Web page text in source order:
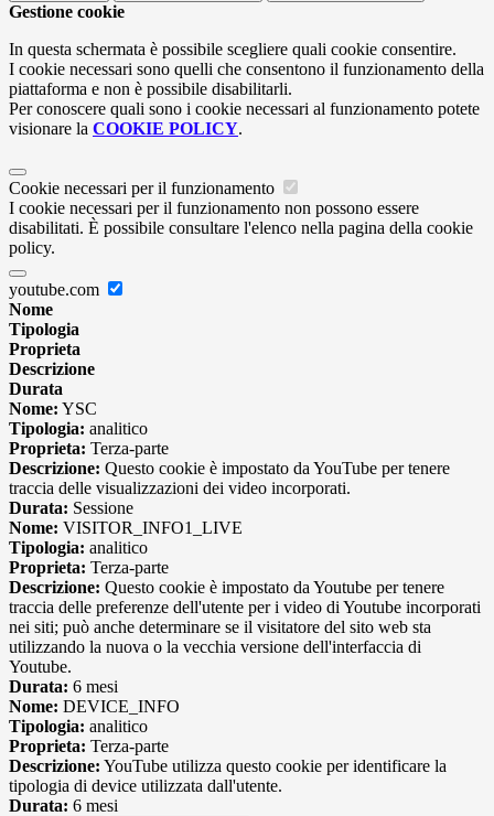
Gestione cookie
In questa schermata è possibile scegliere quali cookie consentire.
I cookie necessari sono quelli che consentono il funzionamento della
piattaforma e non è possibile disabilitarli.
Per conoscere quali sono i cookie necessari al funzionamento potete
visionare la COOKIE POLICY.
Cookie necessari per il funzionamento
I cookie necessari per il funzionamento non possono essere
disabilitati. È possibile consultare l'elenco nella pagina della cookie
policy.
youtube.com
Nome
Tipologia
Proprieta
Descrizione
Durata
Nome: YSC
Tipologia: analitico
Proprieta: Terza-parte
Descrizione: Questo cookie è impostato da YouTube per tenere
traccia delle visualizzazioni dei video incorporati.
Durata: Sessione
Nome: VISITOR_INFO1_LIVE
Tipologia: analitico
Proprieta: Terza-parte
Descrizione: Questo cookie è impostato da Youtube per tenere
traccia delle preferenze dell'utente per i video di Youtube incorporati
nei siti; può anche determinare se il visitatore del sito web sta
utilizzando la nuova o la vecchia versione dell'interfaccia di
Youtube.
Durata: 6 mesi
Nome: DEVICE_INFO
Tipologia: analitico
Proprieta: Terza-parte
Descrizione: YouTube utilizza questo cookie per identificare la
tipologia di device utilizzata dall'utente.
Durata: 6 mesi